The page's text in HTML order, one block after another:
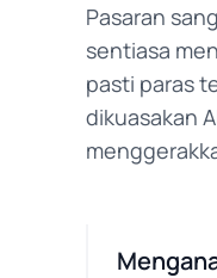
Pasaran
sentiasa
pasti paras
dikuasakan